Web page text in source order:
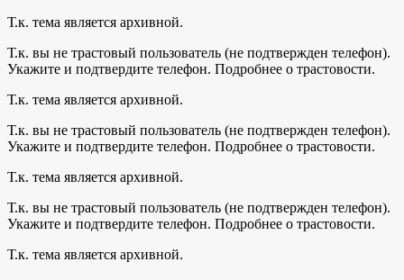
Т.к. тема является архивной.
Т.к. вы не трастовый пользователь (не подтвержден телефон).
Укажите и подтвердите телефон. Подробнее о трастовости.
Т.к. тема является архивной.
Т.к. вы не трастовый пользователь (не подтвержден телефон).
Укажите и подтвердите телефон. Подробнее о трастовости.
Т.к. тема является архивной.
Т.к. вы не трастовый пользователь (не подтвержден телефон).
Укажите и подтвердите телефон. Подробнее о трастовости.
Т.к. тема является архивной.